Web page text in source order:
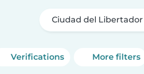
Ciudad del
Verifications More filters